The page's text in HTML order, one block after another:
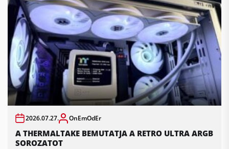
2026.07.27. OnEmOdEr
A THERMALTAKE BEMUTATJA A RETRO ULTRA ARGB
SOROZATOT